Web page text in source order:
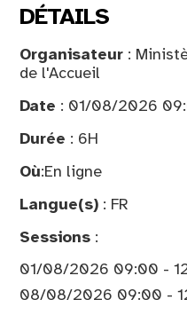
DÉTAILS
Organisateur :
de l'Accueil
Date : 01/08/2026
Durée : 6H
Où:En ligne
Langue(s) : FR
Sessions :
01/08/2026 09:00 -
08/08/2026 09:00 -